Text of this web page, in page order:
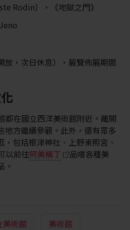
Rodin），《地獄之門》
放，次日休息），展覽佈展期間
都在國立西洋美術館附近。離開
地方繼續參觀。此外，還有眾多
包括根津神社、上野東照宮、
以前往阿美橫丁
品嚐各種美
。
美術館 美術館